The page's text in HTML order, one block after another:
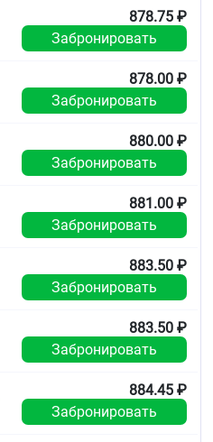
878.75 ₽
Забронировать
878.00 ₽
Забронировать
880.00 ₽
Забронировать
881.00 ₽
Забронировать
883.50 ₽
Забронировать
883.50 ₽
Забронировать
884.45 ₽
Забронировать